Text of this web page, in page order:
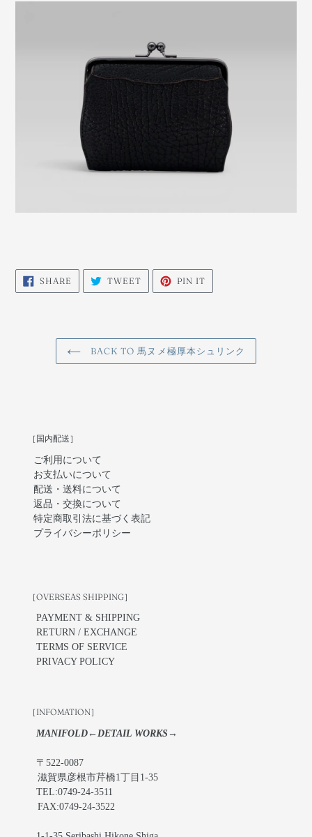
SHARE SHARE
FACEBOOK
TWEETTWEET
TWITTER
PIN IT
PINTEREST
BACK TO 馬ヌメ極厚本シュリンク
［国内配送］
ご利用について
お支払いについて
配送・送料について
返品・交換について
特定商取引法に基づく表記
プライバシーポリシー
［OVERSEAS SHIPPING］
PAYMENT & SHIPPING
RETURN / EXCHANGE
TERMS OF SERVICE
PRIVACY POLICY
［INFOMATION］
MANIFOLD←DETAIL WORKS→
〒522-0087
滋賀県彦根市芹橋1丁目1-35
TEL:0749-24-3511
FAX:0749-24-3522